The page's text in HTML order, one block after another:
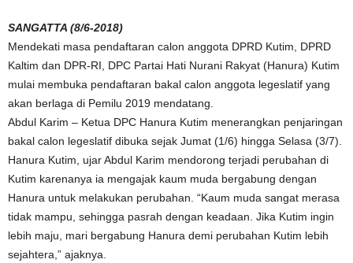
SANGATTA (8/6-2018)
Mendekati masa pendaftaran calon anggota DPRD Kutim, DPRD
Kaltim dan DPR-RI, DPC Partai Hati Nurani Rakyat (Hanura) Kutim
mulai membuka pendaftaran bakal calon anggota legeslatif yang
akan berlaga di Pemilu 2019 mendatang.
Abdul Karim – Ketua DPC Hanura Kutim menerangkan penjaringan
bakal calon legeslatif dibuka sejak Jumat (1/6) hingga Selasa (3/7).
Hanura Kutim, ujar Abdul Karim mendorong terjadi perubahan di
Kutim karenanya ia mengajak kaum muda bergabung dengan
Hanura untuk melakukan perubahan. “Kaum muda sangat merasa
tidak mampu, sehingga pasrah dengan keadaan. Jika Kutim ingin
lebih maju, mari bergabung Hanura demi perubahan Kutim lebih
sejahtera,” ajaknya.